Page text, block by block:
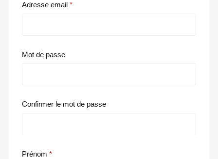
Adresse email
Mot de passe
Confirmer le mot de passe
Prénom